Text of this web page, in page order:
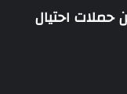
حملات احتيال